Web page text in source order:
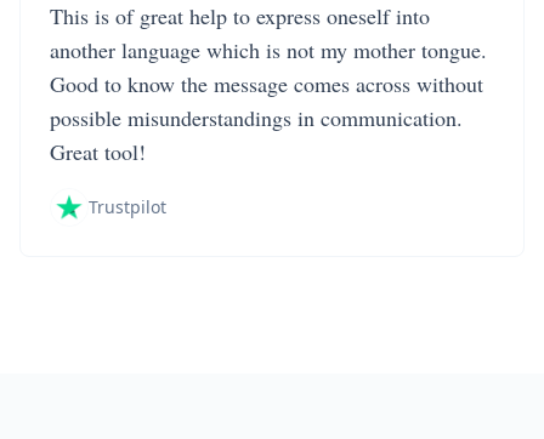
This is of great help to express oneself into
another language which is not my mother tongue.
Good to know the message comes across without
possible misunderstandings in communication.
Great tool!
Trustpilot